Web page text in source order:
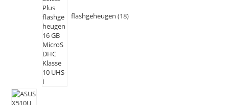
flashgeheugen 18